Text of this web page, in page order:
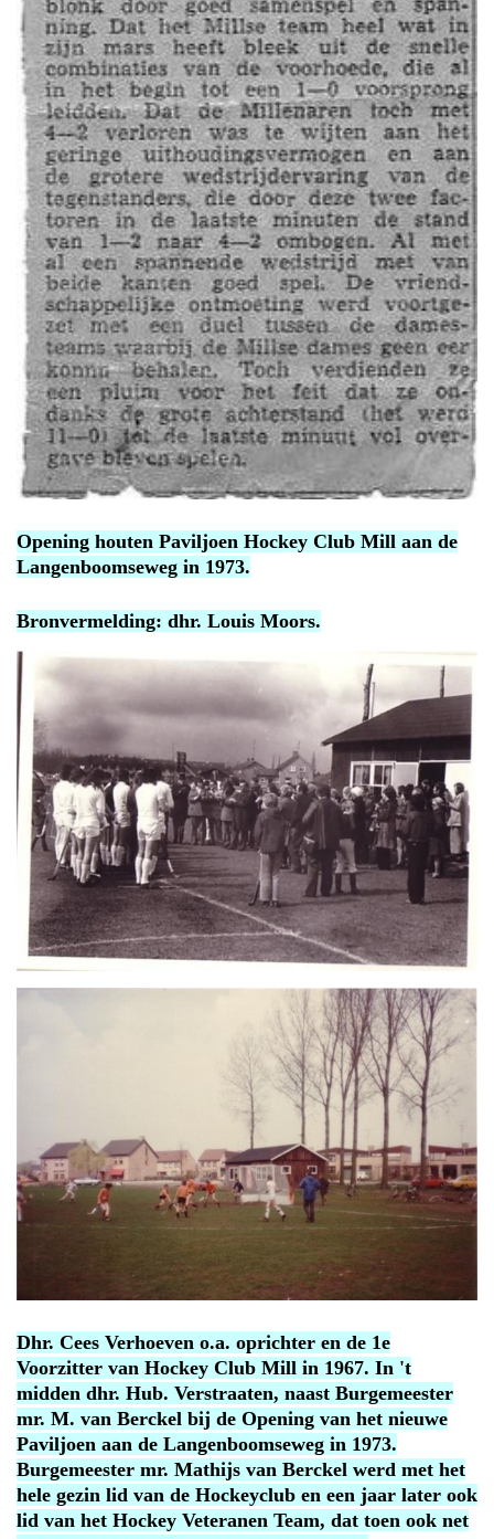
Opening houten Paviljoen Hockey Club Mill aan de
Langenboomseweg in 1973.
Bronvermelding: dhr. Louis Moors.
Dhr. Cees Verhoeven o.a. oprichter en de 1e
Voorzitter van Hockey Club Mill in 1967. In 't
midden dhr. Hub. Verstraaten, naast Burgemeester
mr. M. van Berckel bij de Opening van het nieuwe
Paviljoen aan de Langenboomseweg in 1973.
Burgemeester mr. Mathijs van Berckel werd met het
hele gezin lid van de Hockeyclub en een jaar later ook
lid van het Hockey Veteranen Team, dat toen ook net